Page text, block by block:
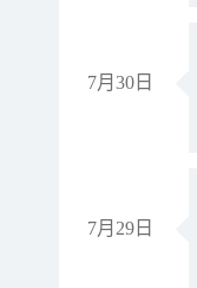
7月30日
7月29日